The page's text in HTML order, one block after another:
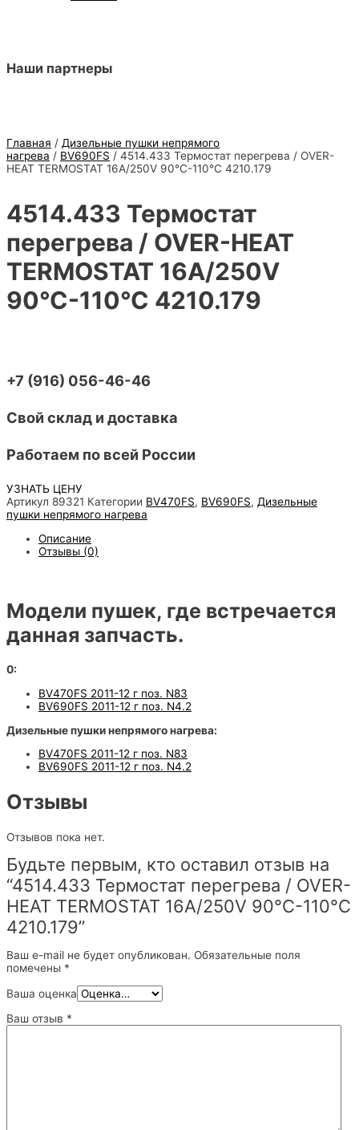
Наши партнеры
Главная / Дизельные пушки непрямого
нагрева / BV690FS / 4514.433 Термостат перегрева / OVER-
HEAT TERMOSTAT 16A/250V 90°C-110°C 4210.179
4514.433 Термостат
перегрева / OVER-HEAT
TERMOSTAT 16A/250V
90°C-110°C 4210.179
+7 (916) 056-46-46
Свой склад и доставка
Работаем по всей России
УЗНАТЬ ЦЕНУ
Артикул 89321 Категории BV470FS, BV690FS, Дизельные
пушки непрямого нагрева
Описание
Отзывы (0)
Модели пушек, где встречается
данная запчасть.
0:
BV470FS 2011-12 г поз. N83
BV690FS 2011-12 г поз. N4.2
Дизельные пушки непрямого нагрева:
BV470FS 2011-12 г поз. N83
BV690FS 2011-12 г поз. N4.2
Отзывы
Отзывов пока нет.
Будьте первым, кто оставил отзыв на
“4514.433 Термостат перегрева / OVER-
HEAT TERMOSTAT 16A/250V 90°C-110°C
4210.179”
Ваш e-mail не будет опубликован. Обязательные поля
помечены *
Ваша оценка
Ваш отзыв *